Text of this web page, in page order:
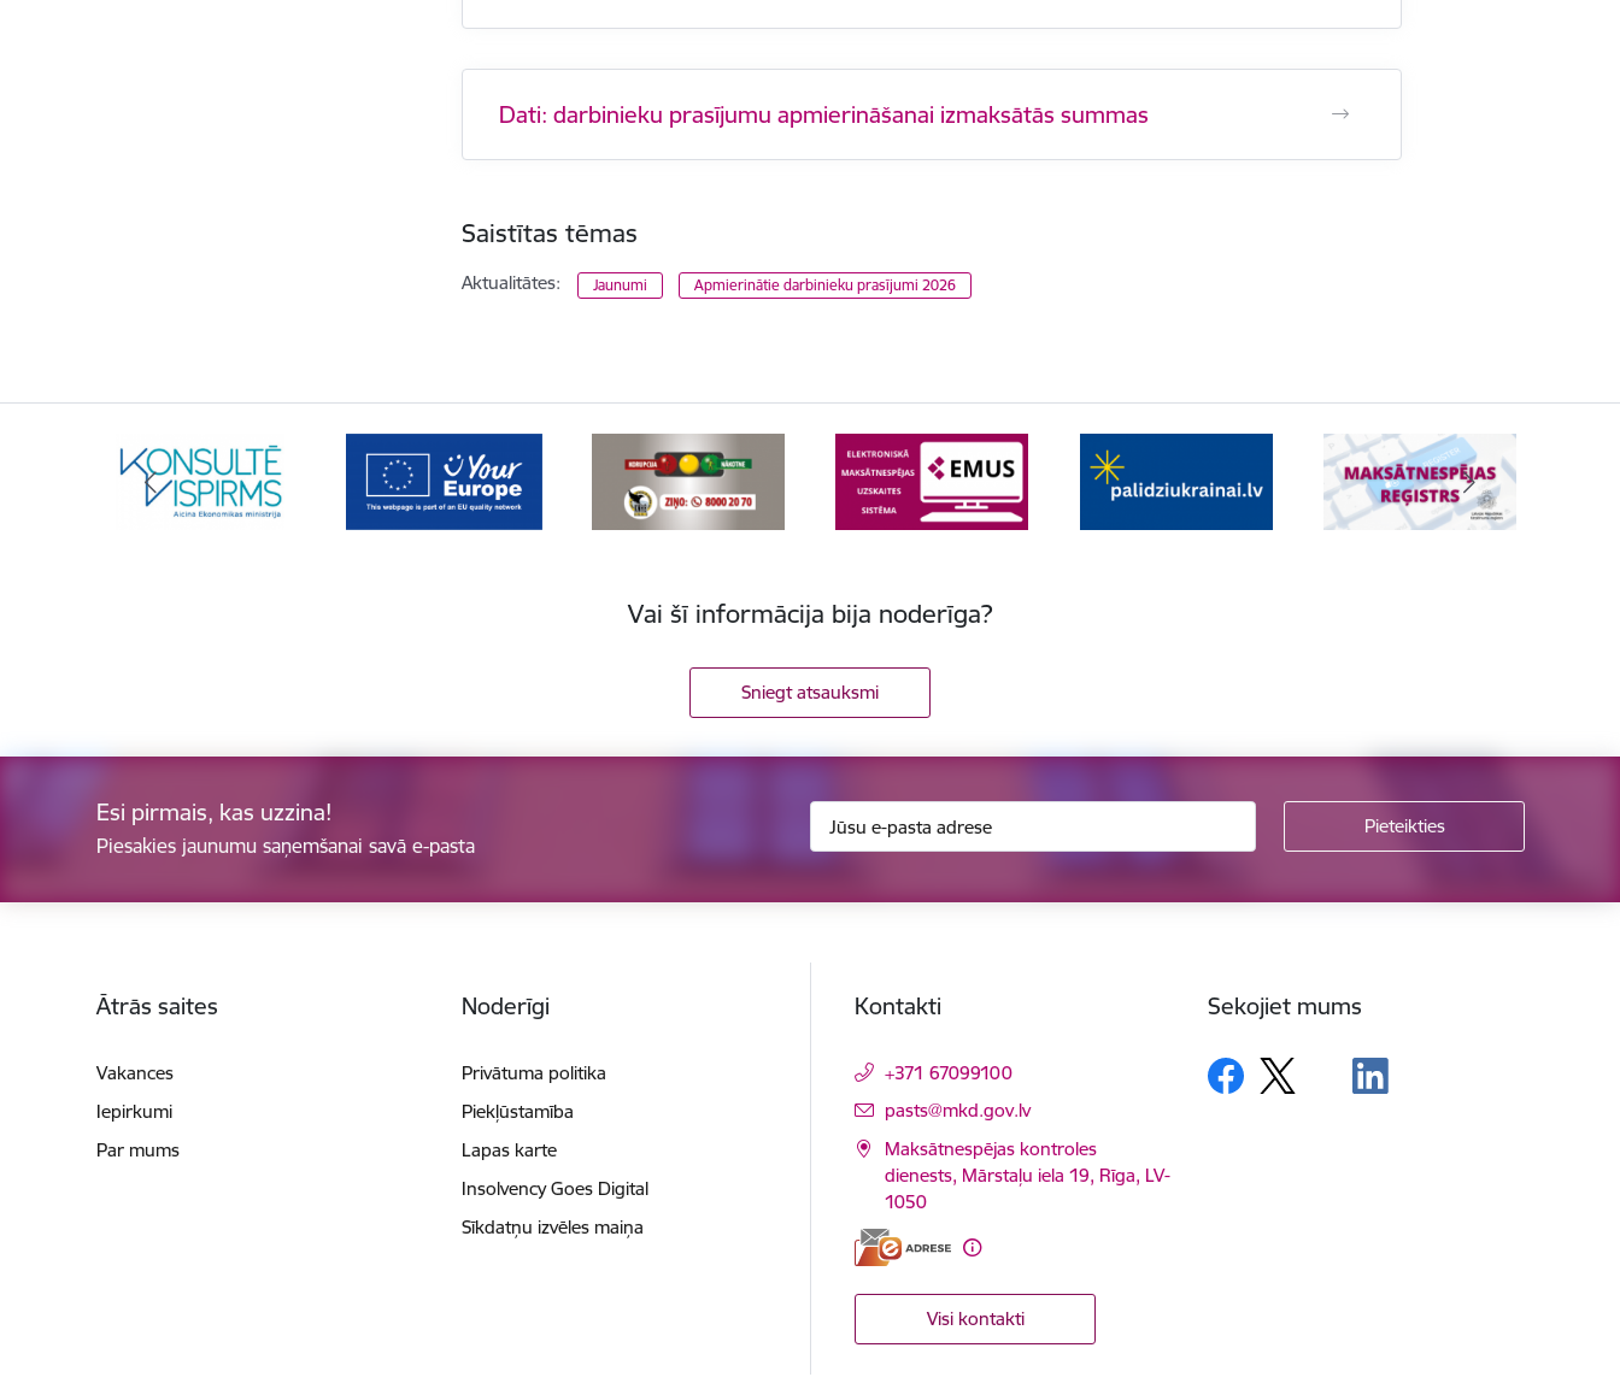
Dati: darbinieku prasījumu apmierināšanai izmaksātās summas
Saistītas tēmas
Aktualitātes: Jaunumi Apmierinātie darbinieku prasījumi 2026
Vai šī informācija bija noderīga?
Sniegt atsauksmi
Esi pirmais, kas uzzina!
Piesakies jaunumu saņemšanai savā e-pasta
Ātrās saites
Vakances
Iepirkumi
Par mums
Noderīgi
Privātuma politika
Piekļūstamība
Lapas karte
Insolvency Goes Digital
Sīkdatņu izvēles maiņa
Kontakti
+371 67099100
E-pasts:
pasts@mkd.gov.lv
Maksātnespējas kontroles
dienests, Mārstaļu iela 19, Rīga, LV-
1050
Visi kontakti
Sekojiet mums